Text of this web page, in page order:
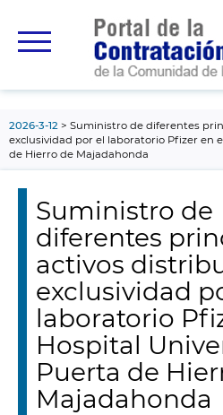
principal
2026-3-12
Suministro de diferentes
exclusividad por el laboratorio Pfizer en
de Hierro de Majadahonda
Suministro de
diferentes
activos
exclusividad
laboratorio
Hospital
Puerta de
Majadahonda